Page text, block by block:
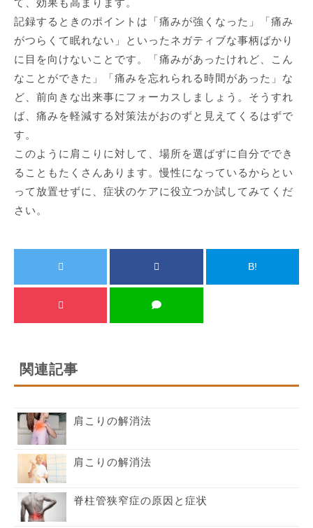
記録するときのポイントは「痛みが強くなった」「痛み
がつらくて眠れない」といったネガティブな事柄ばかり
に目を向けないことです。「痛みがあったけれど、こん
なことができた」「痛みを忘れられる時間があった」な
ど、前向きな出来事にフォーカスしましょう。そうすれ
ば、痛みを軽減する対策法がおのずと見えてくるはずで
す。
このように肩こりに対して、場所を選ばずに自分ででき
ることもたくさんあります。慢性になっているからとい
って放置せずに、症状のケアに役立つか試してみてくだ
さい。
B!
関連記事
肩こりの解消法
肩こりの解消法
脊柱管狭窄症の原因と症状